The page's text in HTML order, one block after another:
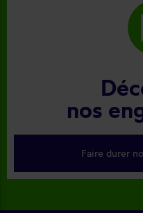
nos
Faire durer